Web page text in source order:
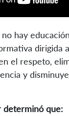
no hay
dirigida
el respeto,
y
determinó que: